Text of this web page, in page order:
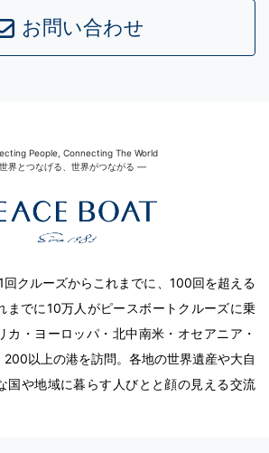
お問い合わせ
People, Connecting The World
界とつなげる、世界がつながる ―
クルーズからこれまでに、100回を超える
までに10万人がピースボートクルーズに乗
カ・ヨーロッパ・北中南米・オセアニア・
以上の港を訪問。各地の世界遺産や大自
国や地域に暮らす人びとと顔の見える交流